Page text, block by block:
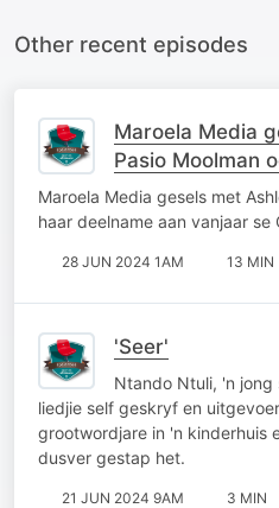
Other recent episodes
Maroela Media
Pasio Moolman
vanjaar se
Maroela Media gesels met
haar deelname aan vanjaar se
28 JUN 2024 1AM 13 MIN
'Seer'
Ntando Ntuli, 'n
liedjie self geskryf en
grootwordjare in 'n kinderhuis
dusver gestap het.
21 JUN 2024 9AM 3 MIN